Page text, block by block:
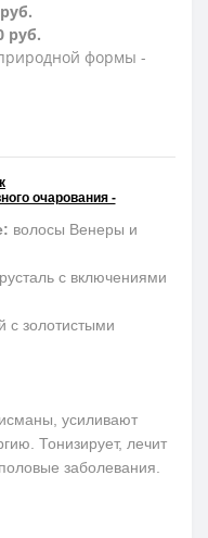
руб.
формы -
очарования -
волосы Венеры и
с включениями
с золотистыми
усиливают
Тонизирует, лечит
заболевания.